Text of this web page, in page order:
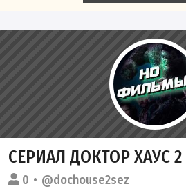
СЕРИАЛ ДОКТОР ХАУС
0 @dochouse2sez